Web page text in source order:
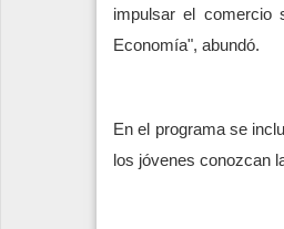
impulsar el comercio
Economía", abundó.
En el programa se
los jóvenes conozcan